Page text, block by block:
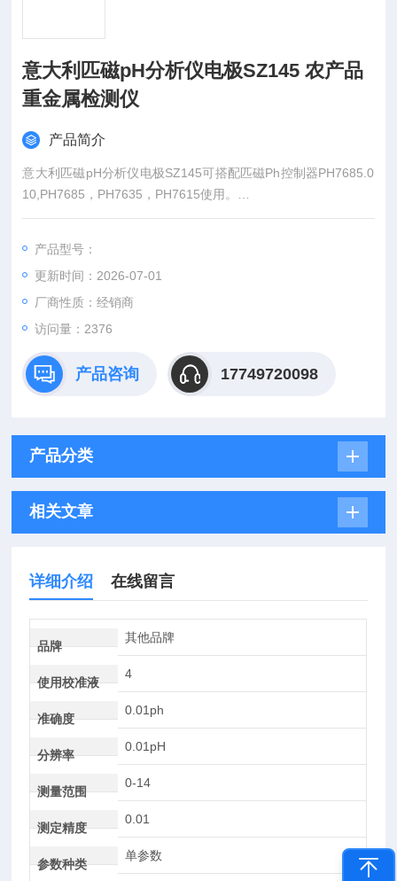
意大利匹磁pH分析仪电极SZ145 农产品
重金属检测仪
产品简介
意大利匹磁pH分析仪电极SZ145可搭配匹磁Ph控制器PH7685.0
10,PH7685，PH7635，PH7615使用。
SZ145 ph电极，9m电缆，环氧树脂
产品型号：
更新时间：2026-07-01
厂商性质：经销商
访问量：2376
产品咨询 17749720098
产品分类
相关文章
详细介绍 在线留言
品牌
其他品牌
使用校准液
4
准确度
0.01ph
分辨率
0.01pH
测量范围
0-14
测定精度
0.01
参数种类
单参数